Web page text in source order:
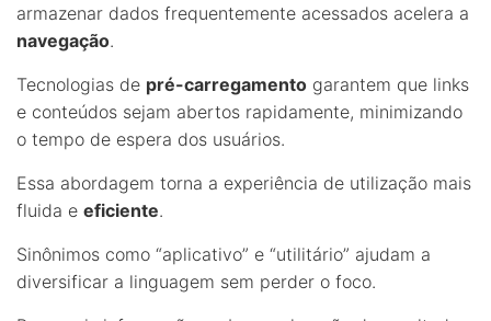
armazenar dados frequentemente acessados acelera a
navegação.
Tecnologias de pré-carregamento garantem que links
e conteúdos sejam abertos rapidamente, minimizando
o tempo de espera dos usuários.
Essa abordagem torna a experiência de utilização mais
fluida e eficiente.
Sinônimos como “aplicativo” e “utilitário” ajudam a
diversificar a linguagem sem perder o foco.